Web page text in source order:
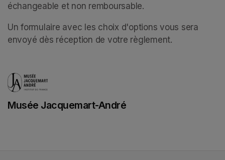
échangeable et non remboursable.
Un formulaire avec les choix d'options vous sera
envoyé dès réception de votre règlement.
Musée Jacquemart-André